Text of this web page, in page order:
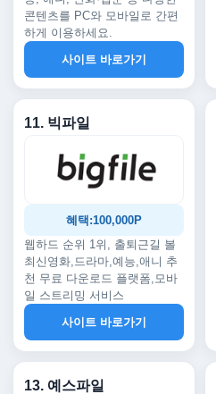
콘텐츠를 PC와 모바일로 간편
하게 이용하세요.
사이트 바로가기
11. 빅파일
혜택:100,000P
웹하드 순위 1위, 출퇴근길 볼
최신영화,드라마,예능,애니 추
천 무료 다운로드 플랫폼,모바
일 스트리밍 서비스
사이트 바로가기
13. 예스파일